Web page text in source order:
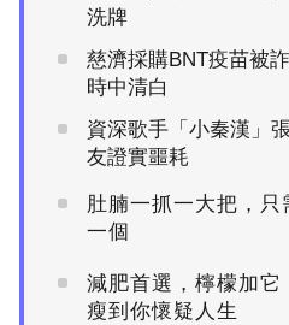
洗牌
慈濟採購BNT疫苗被
時中清白
資深歌手「小秦漢」
友證實噩耗
肚腩一抓一大把，
一個
減肥首選，檸檬加它
瘦到你懷疑人生